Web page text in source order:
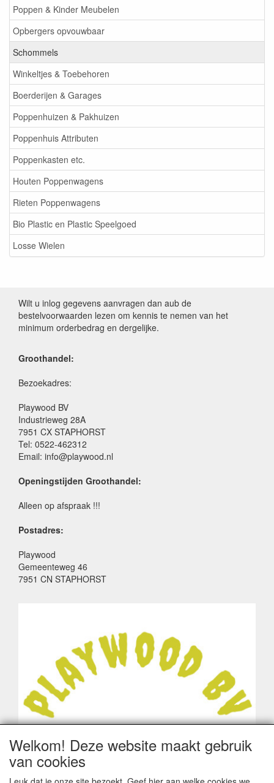
Poppen & Kinder Meubelen
Opbergers opvouwbaar
Schommels
Winkeltjes & Toebehoren
Boerderijen & Garages
Poppenhuizen & Pakhuizen
Poppenhuis Attributen
Poppenkasten etc.
Houten Poppenwagens
Rieten Poppenwagens
Bio Plastic en Plastic Speelgoed
Losse Wielen
Wilt u inlog gegevens aanvragen dan aub de
bestelvoorwaarden lezen om kennis te nemen van het
minimum orderbedrag en dergelijke.
Groothandel:
Bezoekadres:
Playwood BV
Industrieweg 28A
7951 CX STAPHORST
Tel: 0522-462312
Email: info@playwood.nl
Openingstijden Groothandel:
Alleen op afspraak !!!
Postadres:
Playwood
Gemeenteweg 46
7951 CN STAPHORST
Welkom! Deze website maakt gebruik
van cookies